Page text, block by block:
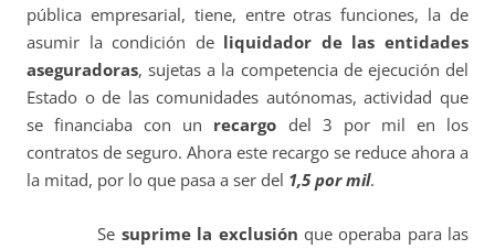
pública empresarial, tiene, entre otras funciones, la de
asumir la condición de liquidador de las entidades
aseguradoras, sujetas a la competencia de ejecución del
Estado o de las comunidades autónomas, actividad que
se financiaba con un recargo del 3 por mil en los
contratos de seguro. Ahora este recargo se reduce ahora a
la mitad, por lo que pasa a ser del 1,5 por mil.
Se suprime la exclusión que operaba para las